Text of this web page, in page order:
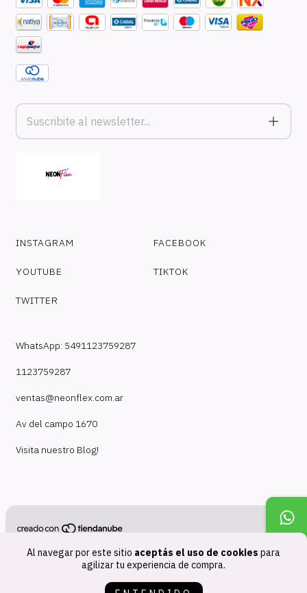
Al navegar por este sitio aceptás el uso de cookies para
agilizar tu experiencia de compra.
INSTAGRAM FACEBOOK
YOUTUBE TIKTOK
TWITTER
WhatsApp: 5491123759287
1123759287
ventas@neonflex.com.ar
Av del campo 1670
Visita nuestro Blog!
Copyright NeonFlex - 30718210824 - 2026. Todos los derechos
reservados.